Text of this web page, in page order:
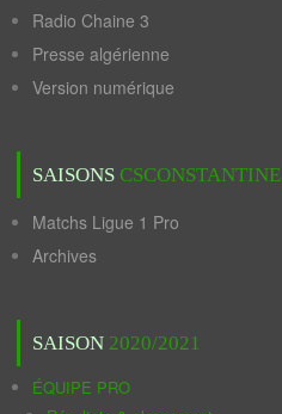
Radio Chaine 3
Presse algérienne
Version numérique
SAISONS CSCONSTANTINE
Matchs Ligue 1 Pro
Archives
SAISON 2020/2021
ÉQUIPE PRO